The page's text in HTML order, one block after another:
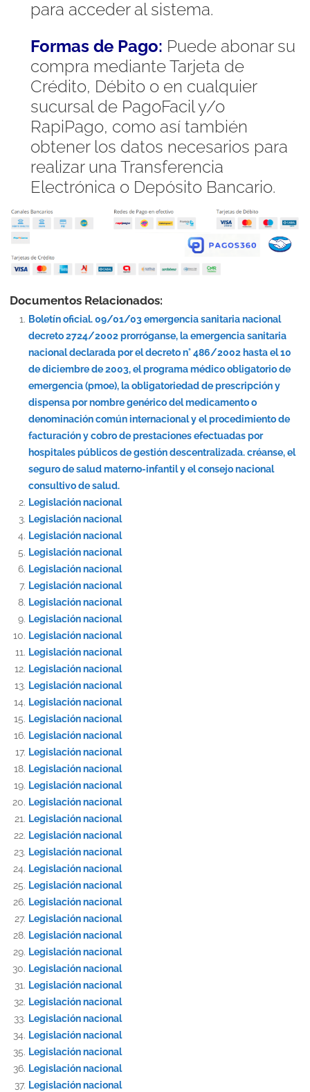
para acceder al sistema.
Formas de Pago: Puede abonar su
compra mediante Tarjeta de
Crédito, Débito o en cualquier
sucursal de PagoFacil y/o
RapiPago, como así también
obtener los datos necesarios para
realizar una Transferencia
Electrónica o Depósito Bancario.
Documentos Relacionados:
Boletín oficial. 09/01/03 emergencia sanitaria nacional
decreto 2724/2002 prorróganse, la emergencia sanitaria
nacional declarada por el decreto n° 486/2002 hasta el 10
de diciembre de 2003, el programa médico obligatorio de
emergencia (pmoe), la obligatoriedad de prescripción y
dispensa por nombre genérico del medicamento o
denominación común internacional y el procedimiento de
facturación y cobro de prestaciones efectuadas por
hospitales públicos de gestión descentralizada. créanse, el
seguro de salud materno-infantil y el consejo nacional
consultivo de salud.
Legislación nacional
Legislación nacional
Legislación nacional
Legislación nacional
Legislación nacional
Legislación nacional
Legislación nacional
Legislación nacional
Legislación nacional
Legislación nacional
Legislación nacional
Legislación nacional
Legislación nacional
Legislación nacional
Legislación nacional
Legislación nacional
Legislación nacional
Legislación nacional
Legislación nacional
Legislación nacional
Legislación nacional
Legislación nacional
Legislación nacional
Legislación nacional
Legislación nacional
Legislación nacional
Legislación nacional
Legislación nacional
Legislación nacional
Legislación nacional
Legislación nacional
Legislación nacional
Legislación nacional
Legislación nacional
Legislación nacional
Legislación nacional